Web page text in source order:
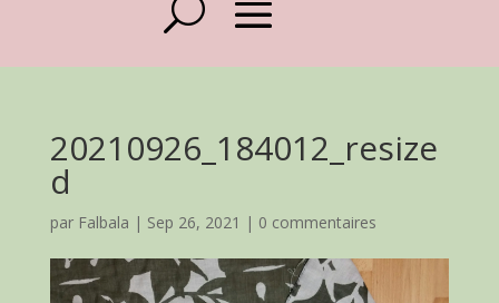
20210926_184012_resize
d
par Falbala | Sep 26, 2021 | 0 commentaires